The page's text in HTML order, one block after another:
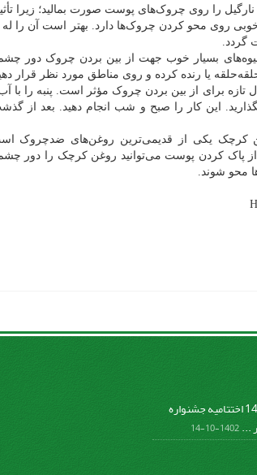
را روی چروک‌های پوست صورت بمالید؛ زیرا
خوبی روی محو کردن چروک‌ها دارد. بهتر است آن را
گردد.
بسیار خوب جهت از بین بردن چروک دور
حلقه‌حلقه یا رنده کرده و روی مناطق مورد نظر قرار
تازه برای از بین بردن چروک مؤثر است. پنبه را با
این کار را صبح و شب انجام دهید. بعد از
کرچک یکی از قدیمی‌ترین روغن‌های ضدچروک
کردن پوست می‌توانید روغن کرچک را دور چشم
محو شوند.
پنج شنبه 14 دی ماه 1402 اختتامیه جشنواره
...
1402-10-14